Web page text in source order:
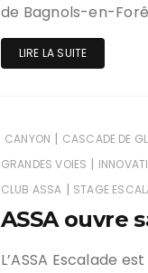
de Bagnols-en-
LIRE LA SUITE
CANYON | CASCADE DE
GRANDES VOIES |
CLUB ASSA | STAGE
ASSA ouvre
L’ASSA Escalade